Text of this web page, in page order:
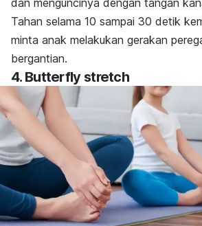
dan menguncinya dengan tangan
Tahan selama 10 sampai 30 detik
minta anak melakukan gerakan
bergantian.
4. Butterfly stretch